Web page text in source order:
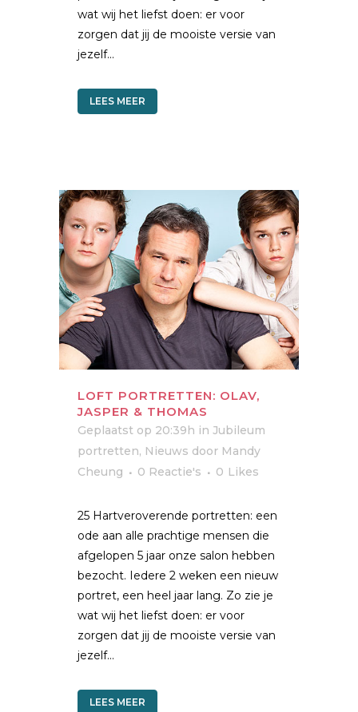
wat wij het liefst doen: er voor
zorgen dat jij de mooiste versie van
jezelf...
LEES MEER
LOFT PORTRETTEN: OLAV,
JASPER & THOMAS
Geplaatst op 20:39h in Jubileum
portretten, Nieuws door Mandy
Cheung
0 Reactie's 0 Likes
25 Hartveroverende portretten: een
ode aan alle prachtige mensen die
afgelopen 5 jaar onze salon hebben
bezocht. Iedere 2 weken een nieuw
portret, een heel jaar lang. Zo zie je
wat wij het liefst doen: er voor
zorgen dat jij de mooiste versie van
jezelf...
LEES MEER